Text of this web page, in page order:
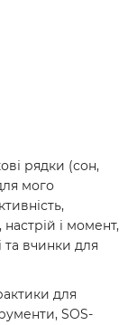
рядки (сон,
мого
і момент,
та вчинки для
для
SOS-